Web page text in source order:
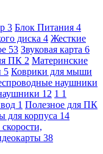
3 Блок Питания 4
диска 4 Жесткие
53 Звуковая карта 6
ПК 2 Материнские
5 Коврики для мыши
наушники
12 1 1
1 Полезное для ПК
для корпуса 14
38